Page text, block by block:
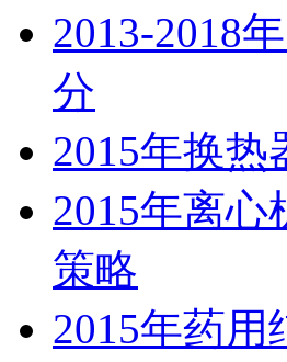
2013-2018
分
2015年换
2015年离
策略
2015年药